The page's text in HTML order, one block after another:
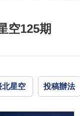
空125期
北星空 投稿辦法